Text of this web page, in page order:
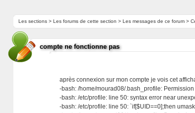
Les sections> Les forums de cette section > Les messages de ce forum>
compte ne fonctionne pas
après connexion sur mon compte je vois cet
-bash: /home/mourad08/.bash_profile:
-bash: /etc/profile: line 50: syntax error near
-bash: /etc/profile: line 50: `if[$UID==0];then